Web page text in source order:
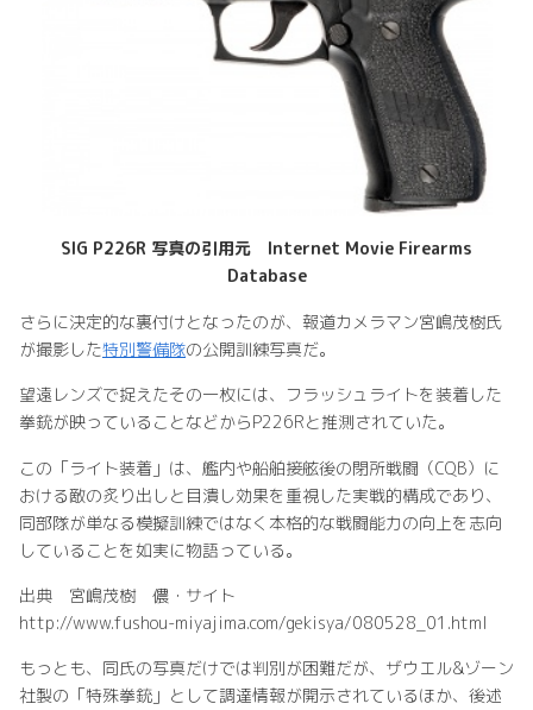
SIG P226R 写真の引用元 Internet Movie Firearms
Database
さらに決定的な裏付けとなったのが、報道カメラマン宮嶋茂樹氏
が撮影した特別警備隊の公開訓練写真だ。
望遠レンズで捉えたその一枚には、フラッシュライトを装着した
拳銃が映っていることなどからP226Rと推測されていた。
この「ライト装着」は、艦内や船舶接舷後の閉所戦闘（CQB）に
おける敵の炙り出しと目潰し効果を重視した実戦的構成であり、
同部隊が単なる模擬訓練ではなく本格的な戦闘能力の向上を志向
していることを如実に物語っている。
出典 宮嶋茂樹 儂・サイト
http://www.fushou-miyajima.com/gekisya/080528_01.html
もっとも、同氏の写真だけでは判別が困難だが、ザウエル&ゾーン
社製の「特殊拳銃」として調達情報が開示されているほか、後述